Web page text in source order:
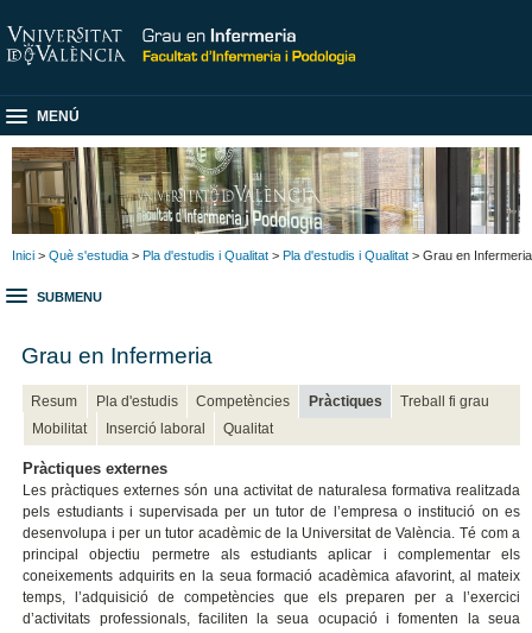
MENÚ
Inici > Què s'estudia > Pla d'estudis i Qualitat > Pla d'estudis i Qualitat > Grau en Infermeria
SUBMENU
Grau en Infermeria
Resum Pla d'estudis Competències Pràctiques
Treball fi grau
Mobilitat
Inserció laboral Qualitat
Pràctiques externes
Les pràctiques externes són una activitat de naturalesa formativa realitzada
pels estudiants i supervisada per un tutor de l’empresa o institució on es
desenvolupa i per un tutor acadèmic de la Universitat de València. Té com a
principal objectiu permetre als estudiants aplicar i complementar els
coneixements adquirits en la seua formació acadèmica afavorint, al mateix
temps, l’adquisició de competències que els preparen per a l’exercici
d’activitats professionals, faciliten la seua ocupació i fomenten la seua